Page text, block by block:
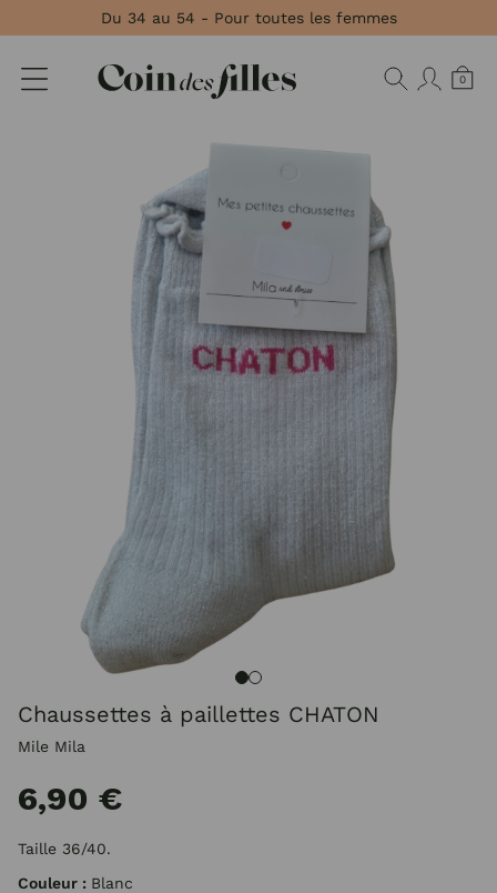
Du 34 au 54 - Pour toutes les femmes
0
Chaussettes à paillettes CHATON
Mile Mila
6,90 €
Taille 36/40.
Couleur : Blanc
Panneau de gestion des cookies